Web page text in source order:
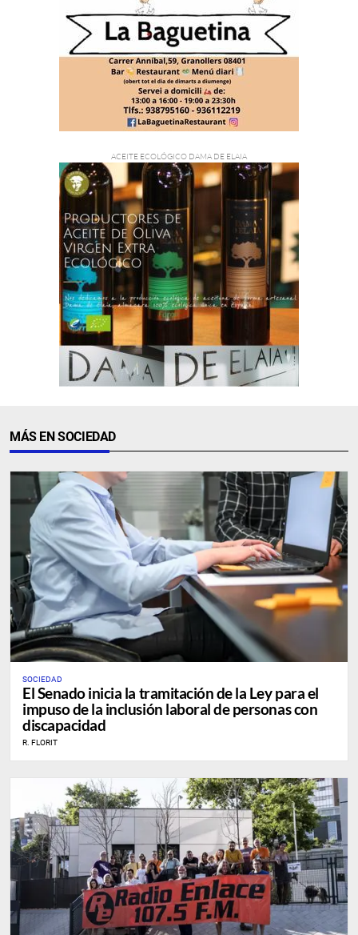
MÁS EN SOCIEDAD
SOCIEDAD
El Senado inicia la tramitación de la Ley para el
impuso de la inclusión laboral de personas con
discapacidad
R. FLORIT